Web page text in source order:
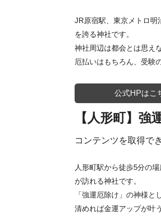
JR原宿駅、東京メトロ明
を誇る神社です。
神社周辺は都会とは思え
厄払いはもちろん、受験
公式HPはこ
【人形町】強
コンテンツを取得で
人形町駅から徒歩5分の
が訪れる神社です。
「強運厄除け」の神様
清めれば金運アップが叶